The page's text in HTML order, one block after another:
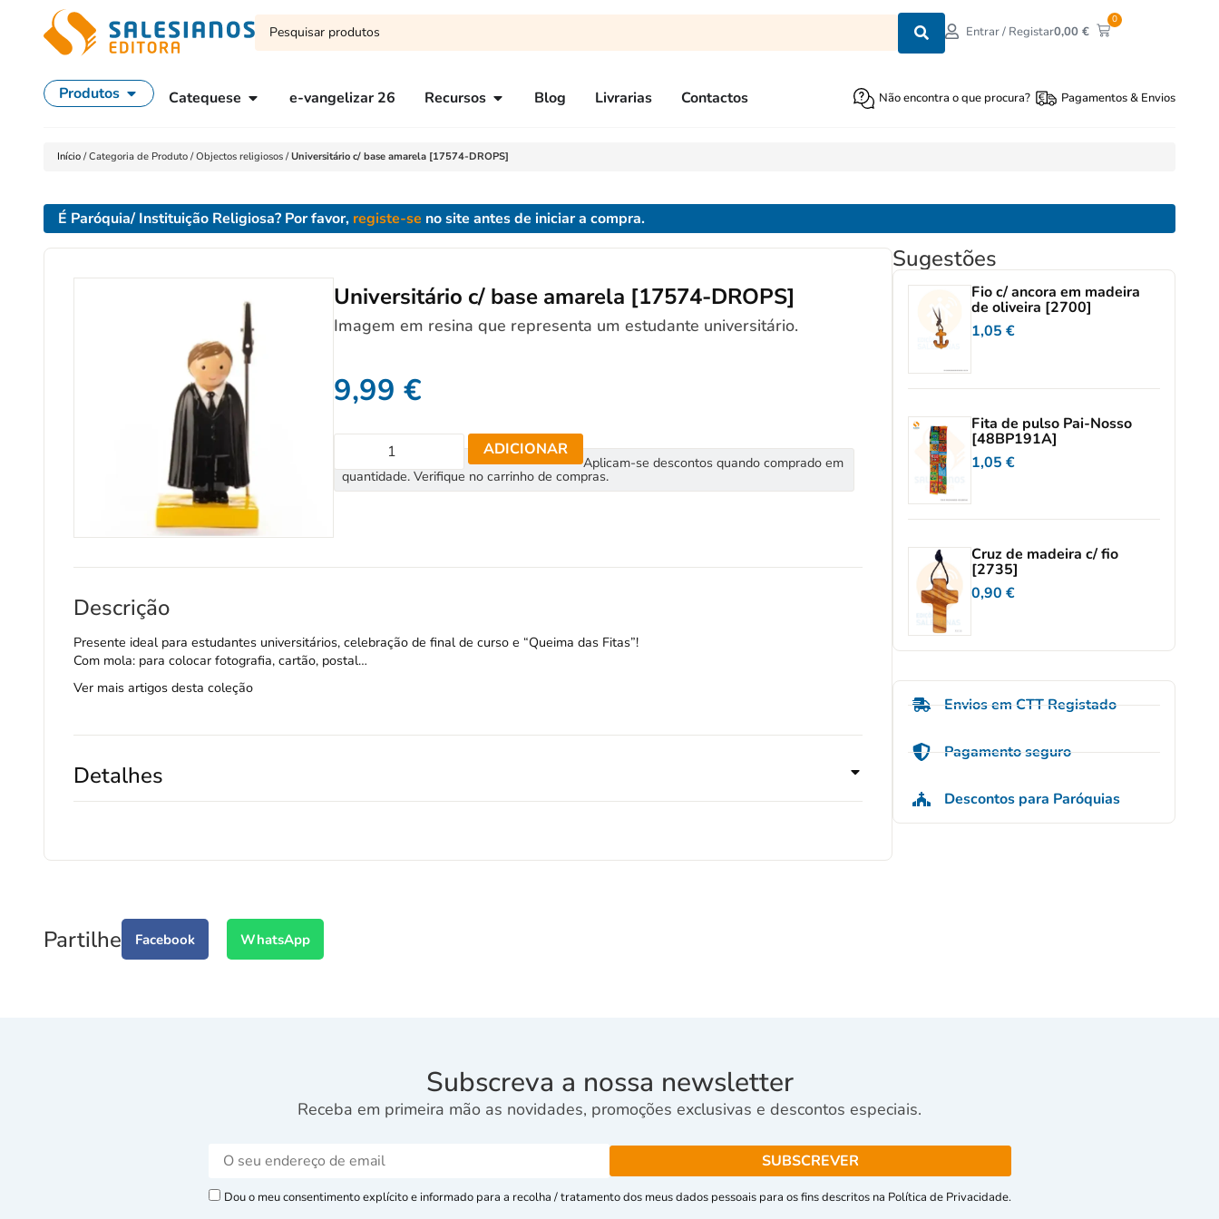
Entrar / Registar0,00€
0
Produtos Catequese e-vangelizar 26 Recursos Blog Livrarias Contactos Não encontra o que procura? Pagamentos & Envios
Início /Categoria de Produto /Objectos religiosos /Universitário c/ base amarela [17574-DROPS]
É Paróquia/ Instituição Religiosa? Por favor, registe-se no site antes de iniciar a compra.
Universitário c/ base amarela [17574-DROPS]
Imagem em resina que representa um estudante universitário.
9,99€
ADICIONAR
Aplicam-se descontos quando comprado em
quantidade. Verifique no carrinho de compras.
Descrição
Presente ideal para estudantes universitários, celebração de final de curso e “Queima das Fitas”!
Com mola: para colocar fotografia, cartão, postal…
Ver mais artigos desta coleção
Detalhes
Sugestões
Fio c/ ancora em madeira
de oliveira [2700]
1,05 €
Fita de pulso Pai-Nosso
[48BP191A]
1,05 €
Cruz de madeira c/ fio
[2735]
0,90 €
Envios em CTT Registado
Pagamento seguro
Descontos para Paróquias
Partilhe Facebook WhatsApp
Subscreva a nossa newsletter
Receba em primeira mão as novidades, promoções exclusivas e descontos especiais.
Dou o meu consentimento explícito e informado para a recolha / tratamento dos meus dados pessoais para os fins descritos na Política de Privacidade.